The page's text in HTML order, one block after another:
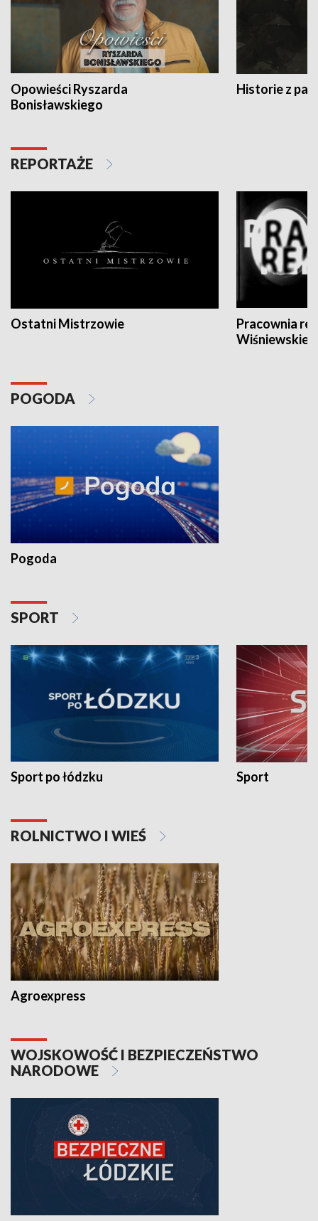
Opowieści Ryszarda
Bonisławskiego
Historie z
REPORTAŻE
Ostatni Mistrzowie
Pracownia
POGODA
Pogoda
SPORT
Sport po łódzku Sport
ROLNICTWO I WIEŚ
Agroexpress
WOJSKOWOŚĆ I BEZPIECZEŃSTWO
NARODOWE